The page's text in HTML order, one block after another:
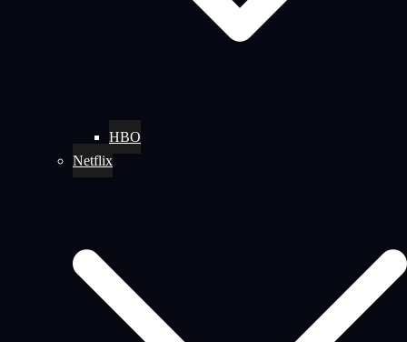
HBO
Netflix